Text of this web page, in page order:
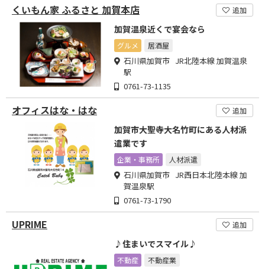
くいもん家 ふるさと 加賀本店 追加
加賀温泉近くで宴会なら
グルメ 居酒屋
石川県加賀市 JR北陸本線 加賀温泉
駅
0761-73-1135
オフィスはな・はな 追加
加賀市大聖寺大名竹町にある人材派
遣業です
企業・事務所 人材派遣
石川県加賀市 JR西日本北陸本線 加
賀温泉駅
0761-73-1790
UPRIME 追加
♪住まいでスマイル♪
不動産 不動産業